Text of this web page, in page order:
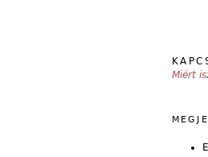
Miért